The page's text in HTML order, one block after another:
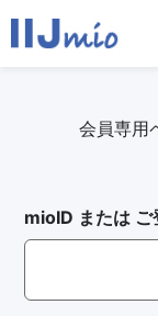
会員専用
mioID または ご